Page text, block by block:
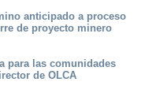
anticipado a proceso
de proyecto minero
para las comunidades
de OLCA